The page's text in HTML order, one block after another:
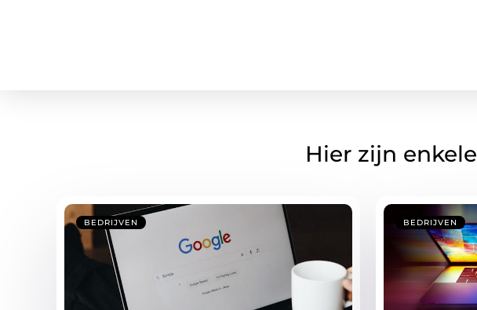
Hier zijn enkele
BEDRIJVEN BEDRIJVEN